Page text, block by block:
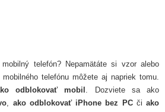
telefón? Nepamätáte si vzor alebo
telefónu môžete aj napriek tomu.
odblokovať mobil . Dozviete sa ako
, ako odblokovať iPhone bez PCčiako